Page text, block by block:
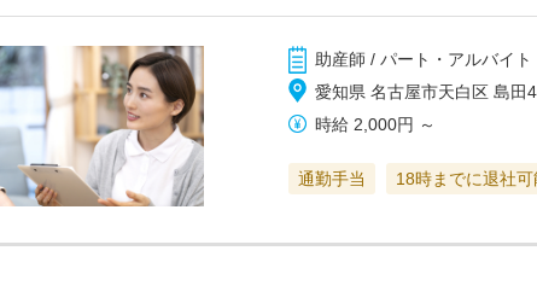
助産師 / パート・アルバイト
愛知県 名古屋市天白区 島田
時給 2,000円 ～
通勤手当 18時までに退社可